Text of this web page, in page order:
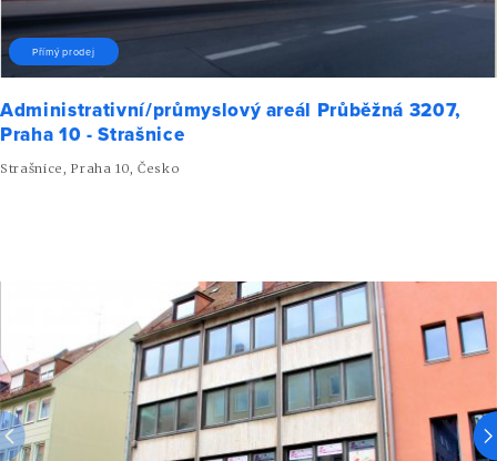
Přímý prodej
Administrativní/průmyslový areál Průběžná 3207,
Praha 10 - Strašnice
Strašnice, Praha 10, Česko